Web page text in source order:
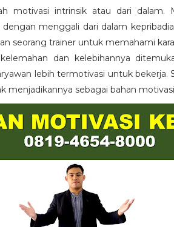
motivasi intrinsik atau dari dalam.
menggali dari dalam
seorang trainer untuk memahami
dan kelebihannya
lebih termotivasi untuk bekerja.
menjadikannya sebagai bahan